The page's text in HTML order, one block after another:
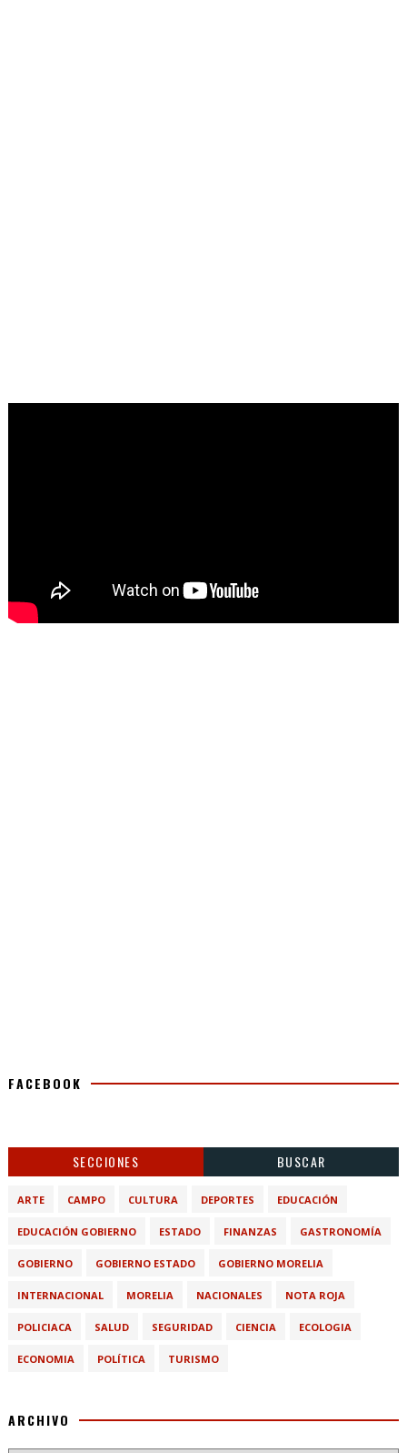
FACEBOOK
SECCIONES BUSCAR
ARTE CAMPO CULTURA DEPORTES EDUCACIÓN
EDUCACIÓN GOBIERNO ESTADO FINANZAS GASTRONOMÍA
GOBIERNO GOBIERNO ESTADO GOBIERNO MORELIA
INTERNACIONAL MORELIA NACIONALES NOTA ROJA
POLICIACA SALUD SEGURIDAD CIENCIA ECOLOGIA
ECONOMIA POLÍTICA TURISMO
ARCHIVO